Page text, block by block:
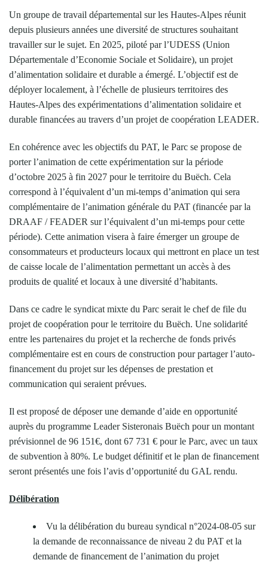
Un groupe de travail départemental sur les Hautes-Alpes réunit
depuis plusieurs années une diversité de structures souhaitant
travailler sur le sujet. En 2025, piloté par l’UDESS (Union
Départementale d’Economie Sociale et Solidaire), un projet
d’alimentation solidaire et durable a émergé. L’objectif est de
déployer localement, à l’échelle de plusieurs territoires des
Hautes-Alpes des expérimentations d’alimentation solidaire et
durable financées au travers d’un projet de coopération LEADER.
En cohérence avec les objectifs du PAT, le Parc se propose de
porter l’animation de cette expérimentation sur la période
d’octobre 2025 à fin 2027 pour le territoire du Buëch. Cela
correspond à l’équivalent d’un mi-temps d’animation qui sera
complémentaire de l’animation générale du PAT (financée par la
DRAAF / FEADER sur l’équivalent d’un mi-temps pour cette
période). Cette animation visera à faire émerger un groupe de
consommateurs et producteurs locaux qui mettront en place un test
de caisse locale de l’alimentation permettant un accès à des
produits de qualité et locaux à une diversité d’habitants.
Dans ce cadre le syndicat mixte du Parc serait le chef de file du
projet de coopération pour le territoire du Buëch. Une solidarité
entre les partenaires du projet et la recherche de fonds privés
complémentaire est en cours de construction pour partager l’auto-
financement du projet sur les dépenses de prestation et
communication qui seraient prévues.
Il est proposé de déposer une demande d’aide en opportunité
auprès du programme Leader Sisteronais Buëch pour un montant
prévisionnel de 96 151€, dont 67 731 € pour le Parc, avec un taux
de subvention à 80%. Le budget définitif et le plan de financement
seront présentés une fois l’avis d’opportunité du GAL rendu.
Délibération
Vu la délibération du bureau syndical n°2024-08-05 sur
la demande de reconnaissance de niveau 2 du PAT et la
demande de financement de l’animation du projet